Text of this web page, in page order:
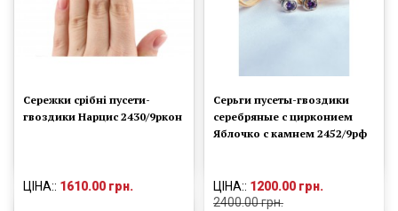
Сережки срібні пусети-
гвоздики Нарцис 2430/9ркон
ЦІНА:: 1610.00 грн.
Серьги пусеты-гвоздики
серебряные с цирконием
Яблочко с камнем 2452/9рф
ЦІНА:: 1200.00 грн.
2400.00 грн.